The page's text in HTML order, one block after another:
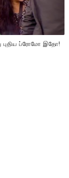
ப்ரோமோ இதோ!